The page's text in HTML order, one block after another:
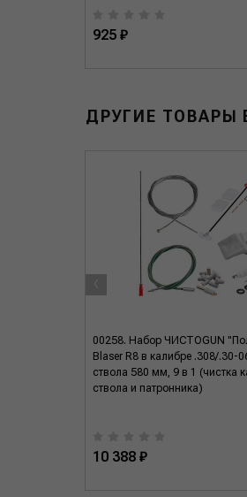
925 ₽
ДРУГИЕ ТОВАРЫ
00258. Набор ЧИСТОGUN
Blaser R8 в калибре .308/.30-
ствола 580 мм, 9 в 1 (чистка
ствола и патронника)
10 388 ₽
‹